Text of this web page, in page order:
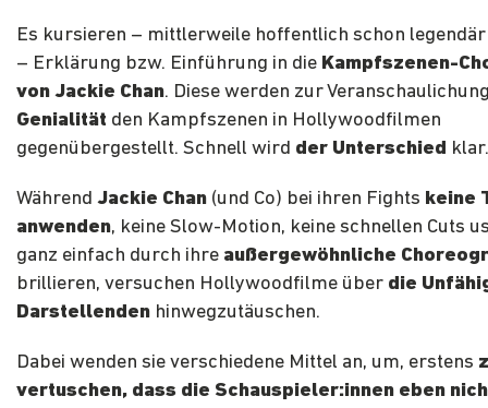
Es kursieren – mittlerweile hoffentlich schon
– Erklärung bzw. Einführung in die Kampfszenen-
von Jackie Chan. Diese werden zur
Genialität den Kampfszenen in Hollywoodfilmen
gegenübergestellt. Schnell wird der Unterschied klar.
Während Jackie Chan (und Co) bei ihren Fights keine
anwenden, keine Slow-Motion, keine schnellen Cuts
ganz einfach durch ihre außergewöhnliche
brillieren, versuchen Hollywoodfilme über die
Darstellenden hinwegzutäuschen.
Dabei wenden sie verschiedene Mittel an, um, erstens
vertuschen, dass die Schauspieler:innen eben